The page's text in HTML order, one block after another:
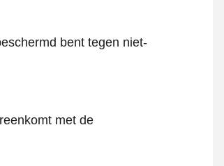
bent tegen niet-
met de